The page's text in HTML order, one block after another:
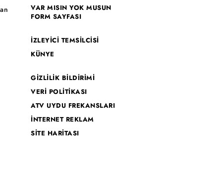
VAR MISIN YOK MUSUN
FORM SAYFASI
İZLEYİCİ TEMSİLCİSİ
KÜNYE
GİZLİLİK BİLDİRİMİ
VERİ POLİTİKASI
ATV UYDU FREKANSLARI
İNTERNET REKLAM
SİTE HARİTASI